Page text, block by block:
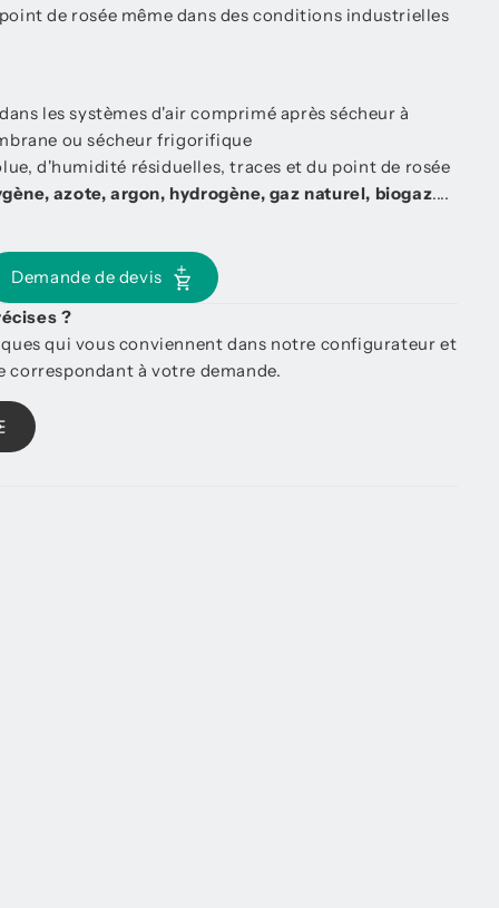
de rosée même dans des conditions industrielles
les systèmes d'air comprimé après sécheur à
ou sécheur frigorifique
d'humidité résiduelles, traces et du point de rosée
azote, argon, hydrogène, gaz naturel, biogaz....
Demande de devis
?
qui vous conviennent dans notre configurateur et
correspondant à votre demande.